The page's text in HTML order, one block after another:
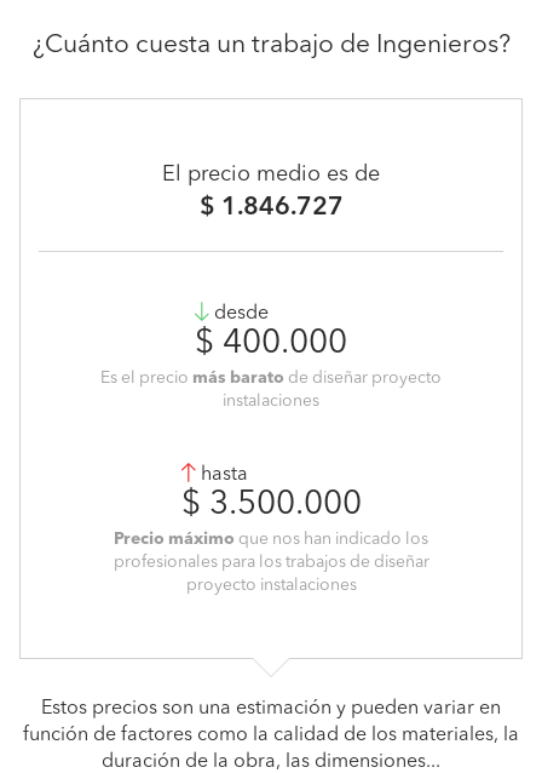
¿Cuánto cuesta un trabajo de Ingenieros?
El precio medio es de
$ 1.846.727
desde
$ 400.000
Es el precio más barato de diseñar proyecto
instalaciones
hasta
$ 3.500.000
Precio máximo que nos han indicado los
profesionales para los trabajos de diseñar
proyecto instalaciones
Estos precios son una estimación y pueden variar en
función de factores como la calidad de los materiales, la
duración de la obra, las dimensiones...